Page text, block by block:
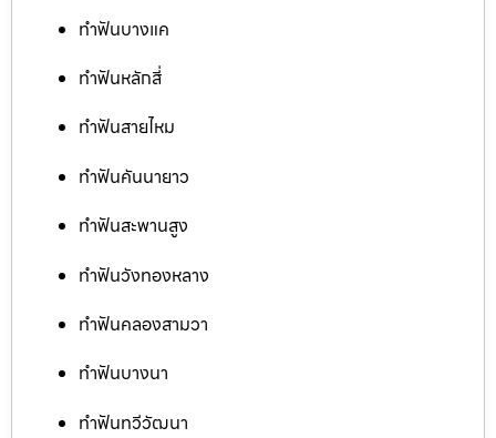
ทำฟันบางแค
ทำฟันหลักสี่
ทำฟันสายไหม
ทำฟันคันนายาว
ทำฟันสะพานสูง
ทำฟันวังทองหลาง
ทำฟันคลองสามวา
ทำฟันบางนา
ทำฟันทวีวัฒนา